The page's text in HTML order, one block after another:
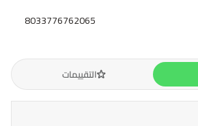
8033776762065
التقييمات